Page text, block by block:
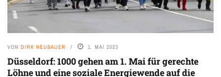
VON DIRK NEUBAUER 1. MAI 2023
Düsseldorf: 1000 gehen am 1. Mai für gerechte
Löhne und eine soziale Energiewende auf die